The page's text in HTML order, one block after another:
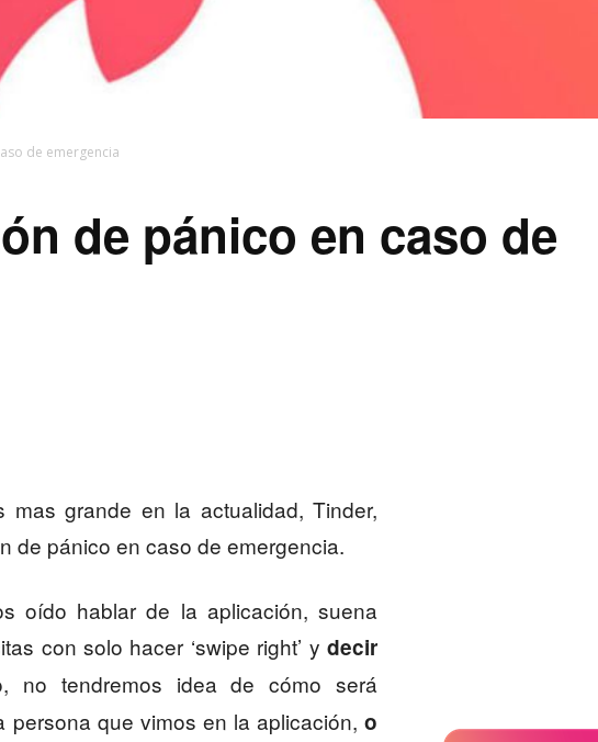
de emergencia
de pánico en caso de
mas grande en la actualidad, Tinder,
de pánico en caso de emergencia.
oído hablar de la aplicación, suena
con solo hacer ‘swipe right’ y decir
no tendremos idea de cómo será
que vimos en la aplicación, o